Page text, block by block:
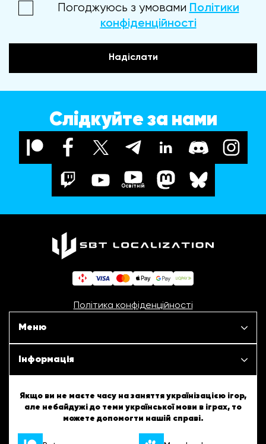
Погоджуюсь з умовами Політики
конфіденційності
Надіслати
Слідкуйте за нами
Освітній
Політика конфіденційності
Меню
Наші проєкти
Інформація
ШБТурнір
ШБТворчість
Якщо ви не маєте часу на заняття українізацією ігор,
але небайдужі до теми української мови в іграх, то
можете допомогти нашій справі.